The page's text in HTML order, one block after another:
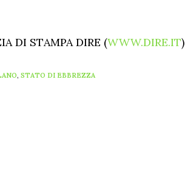
DI STAMPA DIRE (WWW.DIRE.IT)
, STATO DI EBBREZZA